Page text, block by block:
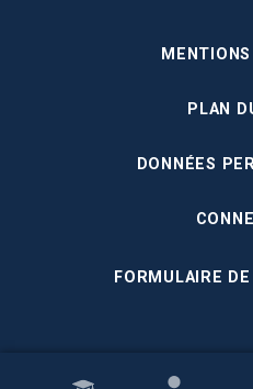
PLAN
DONNÉES
FORMULAIRE